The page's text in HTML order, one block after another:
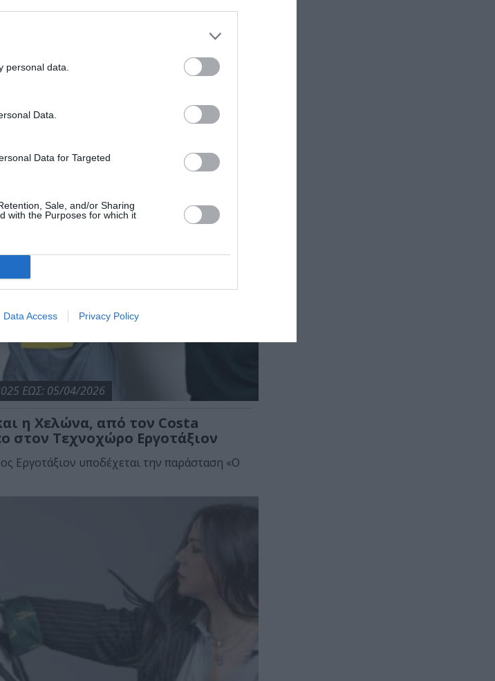
personal data.
Data.
Data for Targeted
Sale, and/or Sharing
with the Purposes for which it
Data Access Privacy Policy
Εργοτάξιον υποδέχεται την παιδική
ΕΩΣ: 05/04/2026
η Χελώνα, από τον Costa
στον Τεχνοχώρο Εργοτάξιον
Εργοτάξιον υποδέχεται την παράσταση «Ο